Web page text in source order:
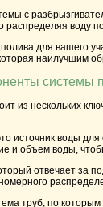
с
воду по
для вашего
наилучшим
системы
из нескольких
источник воды
и объем воды,
отвечает за
труб, по